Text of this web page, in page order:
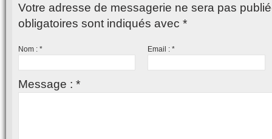
Votre adresse de messagerie ne sera pas
obligatoires sont indiqués avec *
Nom : * Email :*
Message : *